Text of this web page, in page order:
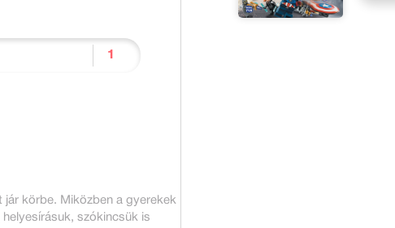
körbe. Miközben a gyerekek
szókincsük is